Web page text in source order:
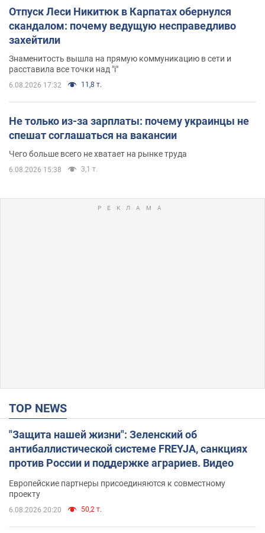
Отпуск Леси Никитюк в Карпатах обернулся
скандалом: почему ведущую несправедливо
захейтили
Знаменитость вышла на прямую коммуникацию в сети и
расставила все точки над "i"
6.08.2026 17:32 11,8 т.
Не только из-за зарплаты: почему украинцы не
спешат соглашаться на вакансии
Чего больше всего не хватает на рынке труда
6.08.2026 15:38 3,1 т.
TOP NEWS
"Защита нашей жизни": Зеленский об
антибаллистической системе FREYJA, санкциях
против России и поддержке аграриев. Видео
Европейские партнеры присоединяются к совместному
проекту
6.08.2026 20:20 50,2 т.